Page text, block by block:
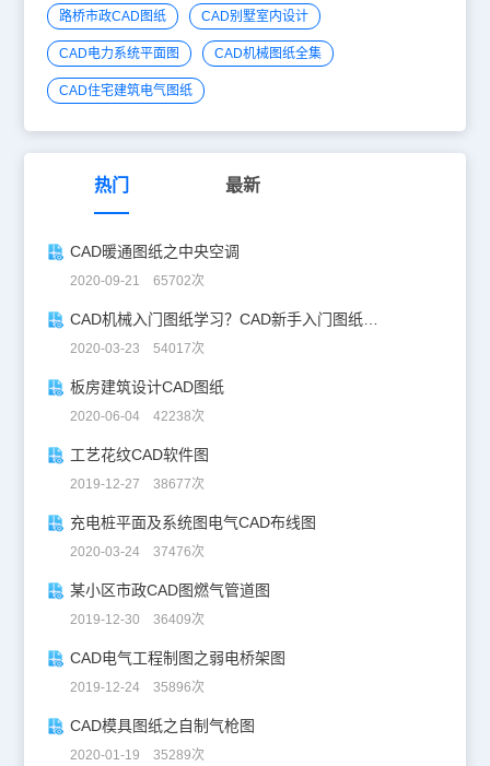
路桥市政CAD图纸 CAD别墅室内设计
CAD电力系统平面图 CAD机械图纸全集
CAD住宅建筑电气图纸
热门 最新
CAD暖通图纸之中央空调
2020-09-21 65702次
CAD机械入门图纸学习？CAD新手入门图纸练习
2020-03-23 54017次
板房建筑设计CAD图纸
2020-06-04 42238次
工艺花纹CAD软件图
2019-12-27 38677次
充电桩平面及系统图电气CAD布线图
2020-03-24 37476次
某小区市政CAD图燃气管道图
2019-12-30 36409次
CAD电气工程制图之弱电桥架图
2019-12-24 35896次
CAD模具图纸之自制气枪图
2020-01-19 35289次